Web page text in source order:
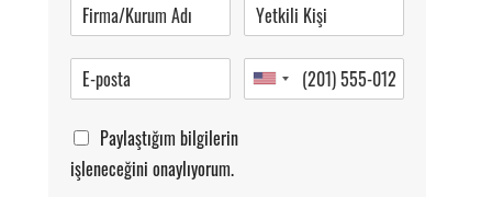
Paylaştığım bilgilerin
işleneceğini onaylıyorum.